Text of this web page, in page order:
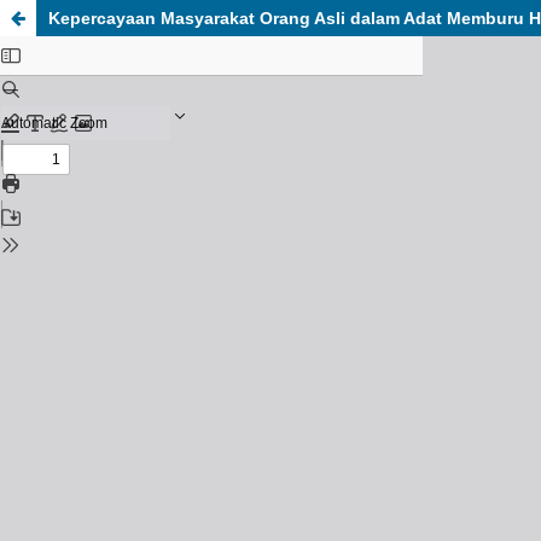
Kepercayaan Masyarakat Orang Asli dalam Adat Memburu